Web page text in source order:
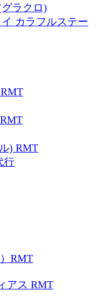
ラクロ)
カラフルステー
) RMT
行
RMT
アス RMT